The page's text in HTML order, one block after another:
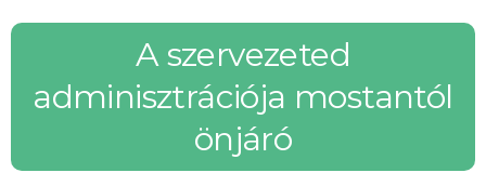
A szervezeted
adminisztrációja mostantól
önjáró